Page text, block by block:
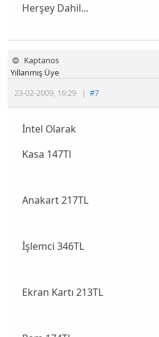
Herşey Dahil...
Kaptanos
23-02-2009, 16:29 |#7
Yıllanmış Üye
İntel Olarak
Kasa 147Tl
Anakart 217TL
İşlemci 346TL
Ekran Kartı 213TL